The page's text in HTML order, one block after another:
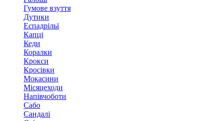
Гумове взуття
Дутики
Еспадрільї
Капці
Кеди
Коралки
Крокси
Кросівки
Мокасини
Місяцеходи
Напівчоботи
Сабо
Сандалі